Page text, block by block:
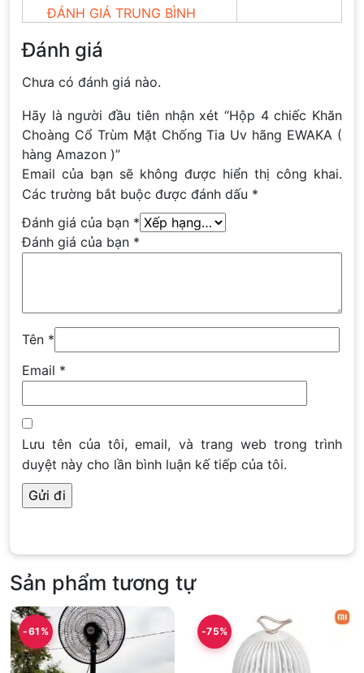
ĐÁNH GIÁ TRUNG BÌNH
Đánh giá
Chưa có đánh giá nào.
Hãy là người đầu tiên nhận xét “Hộp 4 chiếc Khăn
Choàng Cổ Trùm Mặt Chống Tia Uv hãng EWAKA (
hàng Amazon )”
Email của bạn sẽ không được hiển thị công khai.
Các trường bắt buộc được đánh dấu *
Đánh giá của bạn *
Đánh giá của bạn *
Tên *
Email *
Lưu tên của tôi, email, và trang web trong trình
duyệt này cho lần bình luận kế tiếp của tôi.
Sản phẩm tương tự
-61% -75%